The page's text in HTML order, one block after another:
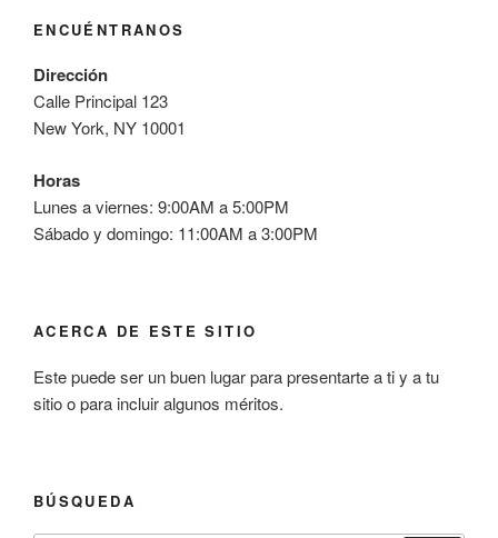
ENCUÉNTRANOS
Dirección
Calle Principal 123
New York, NY 10001
Horas
Lunes a viernes: 9:00AM a 5:00PM
Sábado y domingo: 11:00AM a 3:00PM
ACERCA DE ESTE SITIO
Este puede ser un buen lugar para presentarte a ti y a tu
sitio o para incluir algunos méritos.
BÚSQUEDA